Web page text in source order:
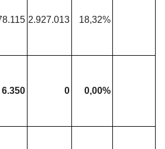
2.927.013 18,32%
6.350 0 0,00%